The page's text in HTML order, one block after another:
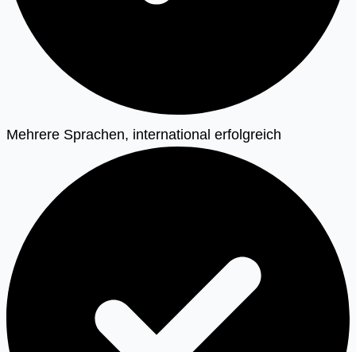
Mehrere Sprachen, international erfolgreich